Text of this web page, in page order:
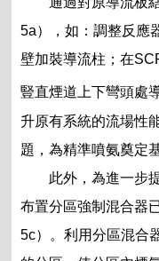
5a），如：調整反應
壁加裝導流柱；在
豎直煙道上下彎頭處
升原有系統的流場性
題，為精準噴氨奠定
此外，為進一步
布置分區強制混合器
5c）。利用分區混合